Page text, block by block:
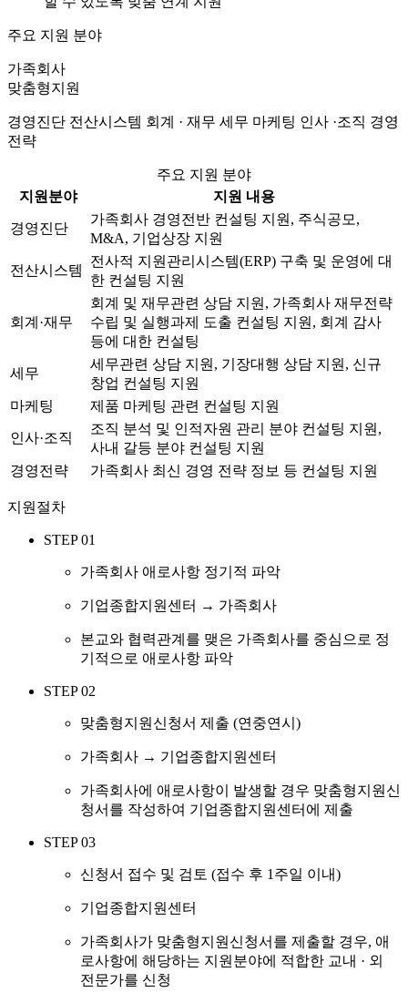
주요 지원 분야
가족회사
맞춤형지원
경영진단 전산시스템 회계 · 재무 세무 마케팅 인사 ·조직 경영
전략
주요 지원 분야
지원분야
지원 내용
경영진단
가족회사 경영전반 컨설팅 지원, 주식공모,
M&A, 기업상장 지원
전산시스템
전사적 지원관리시스템(ERP) 구축 및 운영에 대
한 컨설팅 지원
회계·재무
회계 및 재무관련 상담 지원, 가족회사 재무전략
수립 및 실행과제 도출 컨설팅 지원, 회계 감사
등에 대한 컨설팅
세무
세무관련 상담 지원, 기장대행 상담 지원, 신규
창업 컨설팅 지원
마케팅
제품 마케팅 관련 컨설팅 지원
인사·조직
조직 분석 및 인적자원 관리 분야 컨설팅 지원,
사내 갈등 분야 컨설팅 지원
경영전략
가족회사 최신 경영 전략 정보 등 컨설팅 지원
지원절차
STEP 01
가족회사 애로사항 정기적 파악
기업종합지원센터 → 가족회사
본교와 협력관계를 맺은 가족회사를 중심으로 정
기적으로 애로사항 파악
STEP 02
맞춤형지원신청서 제출 (연중연시)
가족회사 → 기업종합지원센터
가족회사에 애로사항이 발생할 경우 맞춤형지원신
청서를 작성하여 기업종합지원센터에 제출
STEP 03
신청서 접수 및 검토 (접수 후 1주일 이내)
기업종합지원센터
가족회사가 맞춤형지원신청서를 제출할 경우, 애
로사항에 해당하는 지원분야에 적합한 교내 · 외
전문가를 신청